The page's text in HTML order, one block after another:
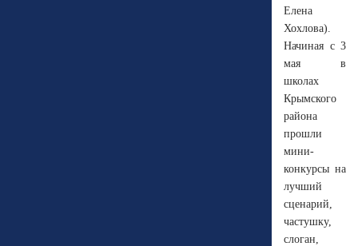
Елена
Хохлова).
Начиная с 3
мая в
школах
Крымского
района
прошли
мини-
конкурсы на
лучший
сценарий,
частушку,
слоган,